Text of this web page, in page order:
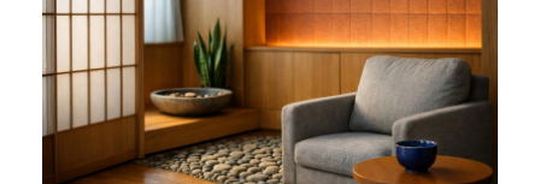
Bahasa Indonesia
Հայերեն
Íslenska
Српски језик